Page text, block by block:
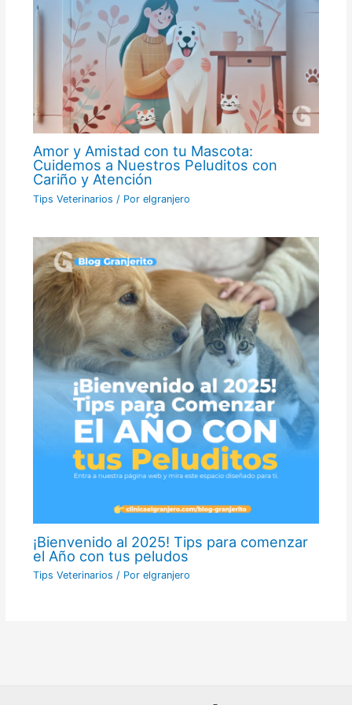
Amor y Amistad con tu Mascota:
Cuidemos a Nuestros Peluditos con
Cariño y Atención
Tips Veterinarios / Por elgranjero
¡Bienvenido al 2025! Tips para comenzar
el Año con tus peludos
Tips Veterinarios / Por elgranjero